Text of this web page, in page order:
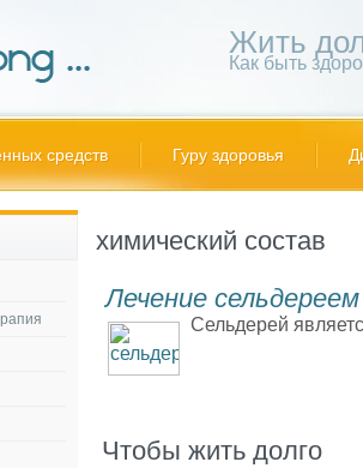
Жить
Как быть
средств Гуру здоровья
химический состав
Лечение сельдереем
Сельдерей
Чтобы жить долго